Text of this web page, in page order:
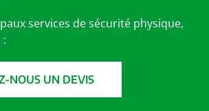
services de sécurité physique,
NOUS UN DEVIS